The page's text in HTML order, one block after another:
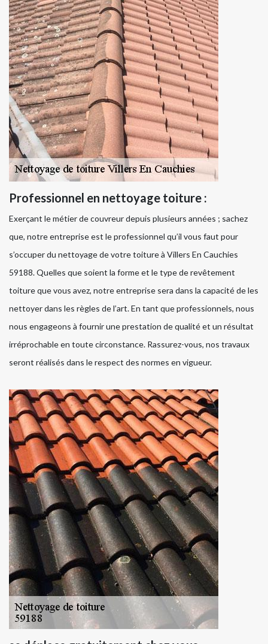
Professionnel en nettoyage toiture :
Exerçant le métier de couvreur depuis plusieurs années ; sachez
que, notre entreprise est le professionnel qu’il vous faut pour
s’occuper du nettoyage de votre toiture à Villers En Cauchies
59188. Quelles que soient la forme et le type de revêtement
toiture que vous avez, notre entreprise sera dans la capacité de les
nettoyer dans les règles de l’art. En tant que professionnels, nous
nous engageons à fournir une prestation de qualité et un résultat
irréprochable en toute circonstance. Rassurez-vous, nos travaux
seront réalisés dans le respect des normes en vigueur.